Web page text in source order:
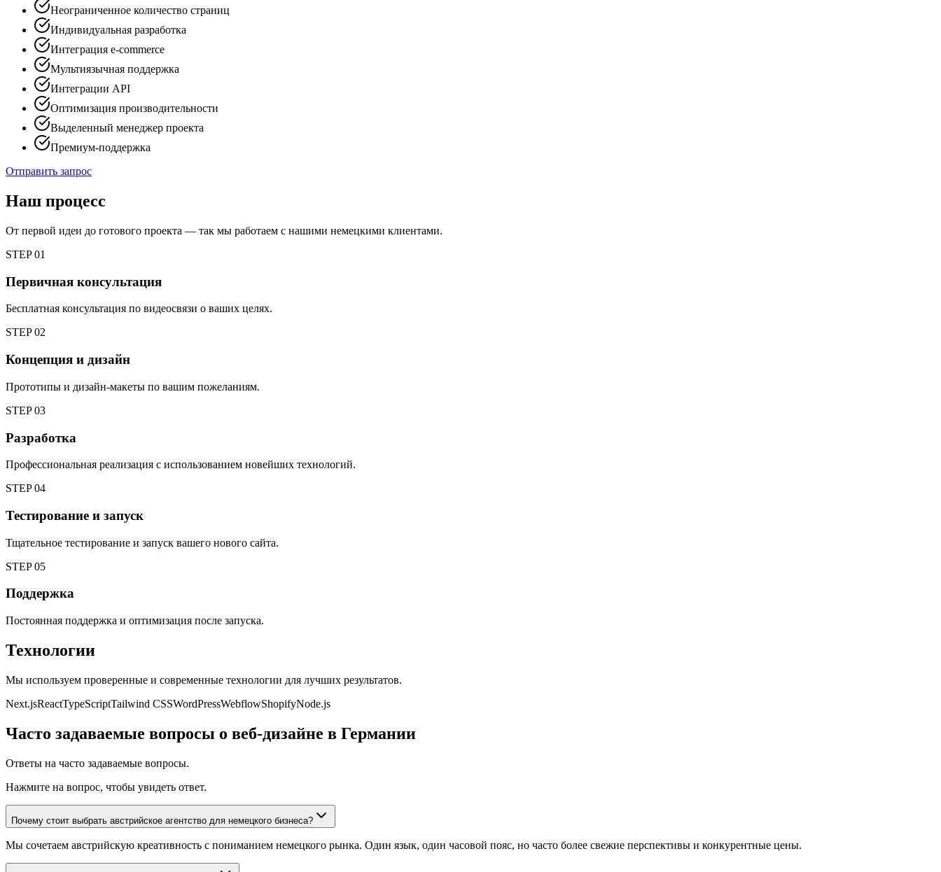
Неограниченное количество страниц
Индивидуальная разработка
Интеграция e-commerce
Мультиязычная поддержка
Интеграции API
Оптимизация производительности
Выделенный менеджер проекта
Премиум-поддержка
Отправить запрос
Наш процесс
От первой идеи до готового проекта — так мы работаем с нашими немецкими клиентами.
STEP01
Первичная консультация
Бесплатная консультация по видеосвязи о ваших целях.
STEP02
Концепция и дизайн
Прототипы и дизайн-макеты по вашим пожеланиям.
STEP03
Разработка
Профессиональная реализация с использованием новейших технологий.
STEP04
Тестирование и запуск
Тщательное тестирование и запуск вашего нового сайта.
STEP05
Поддержка
Постоянная поддержка и оптимизация после запуска.
Технологии
Мы используем проверенные и современные технологии для лучших результатов.
Next.jsReactTypeScriptTailwind CSSWordPressWebflowShopifyNode.js
Часто задаваемые вопросы о веб-дизайне в Германии
Ответы на часто задаваемые вопросы.
Нажмите на вопрос, чтобы увидеть ответ.
Почему стоит выбрать австрийское агентство для немецкого бизнеса?
Мы сочетаем австрийскую креативность с пониманием немецкого рынка. Один язык, один часовой пояс, но часто более свежие перспективы и конкурентные цены.